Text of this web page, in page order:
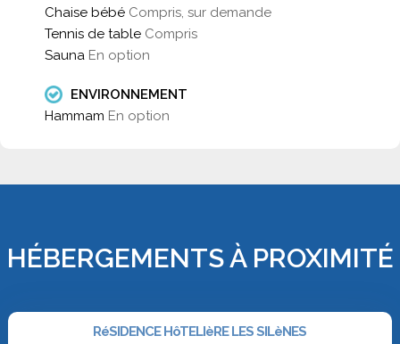
Chaise bébé Compris, sur demande
Tennis de table Compris
Sauna En option
ENVIRONNEMENT
Hammam En option
HÉBERGEMENTS À PROXIMITÉ
RéSIDENCE HôTELIèRE LES SILèNES